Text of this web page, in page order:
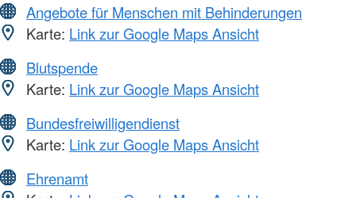
Angebote für Menschen mit Behinderungen
Karte: Link zur Google Maps Ansicht
Blutspende
Karte: Link zur Google Maps Ansicht
Bundesfreiwilligendienst
Karte: Link zur Google Maps Ansicht
Ehrenamt